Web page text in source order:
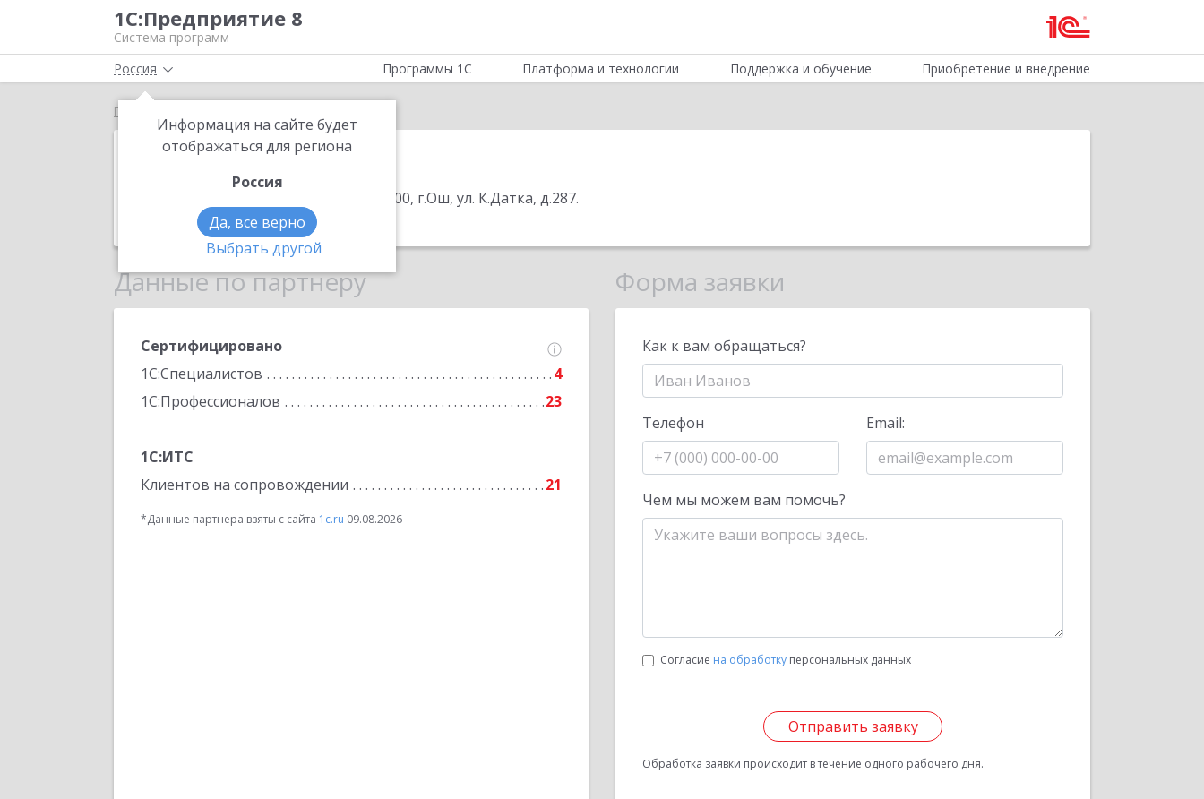
1С:Предприятие 8
Система программ
Россия
Информация на сайте будет
отображаться для региона
Россия
Да, все верно
Выбрать другой
Программы 1С Платформа и технологии Поддержка и обучение Приобретение и внедрение
Главная
Реверс Групп
Кыргызская Республика, 723500, г.Ош, ул. К.Датка, д.287.
Телефон: +996 (555) 82-8600
Данные по партнеру
Сертифицировано
1С:Специалистов
4
1С:Профессионалов
23
1С:ИТС
Клиентов на сопровождении
21
*Данные партнера взяты с сайта 1c.ru 09.08.2026
Форма заявки
Как к вам обращаться?
Телефон Email:
Чем мы можем вам помочь?
Согласие на обработку персональных данных
Отправить заявку
Обработка заявки происходит в течение одного рабочего дня.